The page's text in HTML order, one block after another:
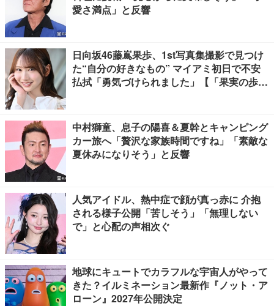
愛さ満点」と反響
日向坂46藤嶌果歩、1st写真集撮影で見つけ
た“自分の好きなもの” マイアミ初日で不安
払拭「勇気づけられました」【「果実の歩
中村獅童、息子の陽喜＆夏幹とキャンピング
カー旅へ「贅沢な家族時間ですね」「素敵な
夏休みになりそう」と反響
人気アイドル、熱中症で顔が真っ赤に 介抱
される様子公開「苦しそう」「無理しない
で」と心配の声相次ぐ
地球にキュートでカラフルな宇宙人がやって
きた？イルミネーション最新作『ノット・ア
ローン』2027年公開決定